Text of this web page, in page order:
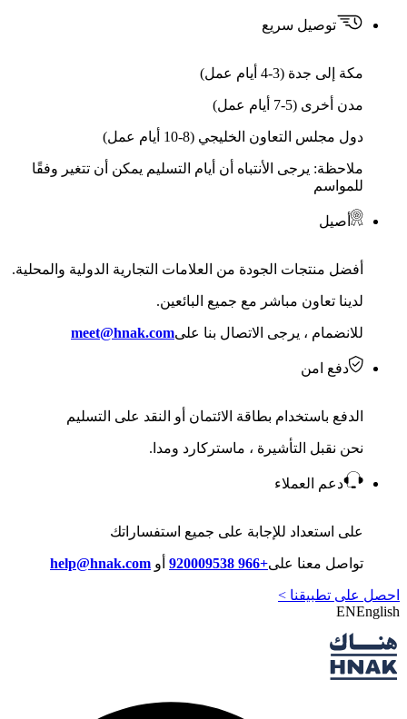
توصيل سريع
مكة إلى جدة (3-4 أيام عمل)
مدن أخرى (5-7 أيام عمل)
دول مجلس التعاون الخليجي (8-10 أيام عمل)
ملاحظة: يرجى الأنتباه أن أيام التسليم يمكن أن تتغير وفقًا
للمواسم
أصيل
أفضل منتجات الجودة من العلامات التجارية الدولية والمحلية.
لدينا تعاون مباشر مع جميع البائعين.
للانضمام ، يرجى الاتصال بنا علىmeet@hnak.com
دفع امن
الدفع باستخدام بطاقة الائتمان أو النقد على التسليم
نحن نقبل التأشيرة ، ماستركارد ومدا.
دعم العملاء
على استعداد للإجابة على جميع استفساراتك
تواصل معنا على+966 920009538 أو help@hnak.com
احصل على تطبيقنا >
ENEnglish